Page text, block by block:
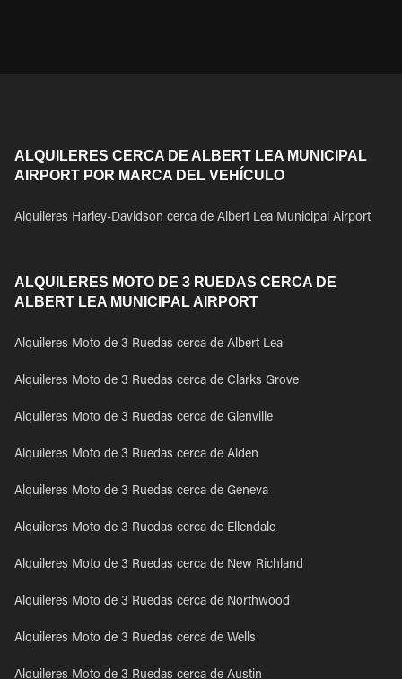
ALQUILERES CERCA DE ALBERT LEA MUNICIPAL
AIRPORT POR MARCA DEL VEHÍCULO
Alquileres Harley-Davidson cerca de Albert Lea Municipal Airport
ALQUILERES MOTO DE 3 RUEDAS CERCA DE
ALBERT LEA MUNICIPAL AIRPORT
Alquileres Moto de 3 Ruedas cerca de Albert Lea
Alquileres Moto de 3 Ruedas cerca de Clarks Grove
Alquileres Moto de 3 Ruedas cerca de Glenville
Alquileres Moto de 3 Ruedas cerca de Alden
Alquileres Moto de 3 Ruedas cerca de Geneva
Alquileres Moto de 3 Ruedas cerca de Ellendale
Alquileres Moto de 3 Ruedas cerca de New Richland
Alquileres Moto de 3 Ruedas cerca de Northwood
Alquileres Moto de 3 Ruedas cerca de Wells
Alquileres Moto de 3 Ruedas cerca de Austin